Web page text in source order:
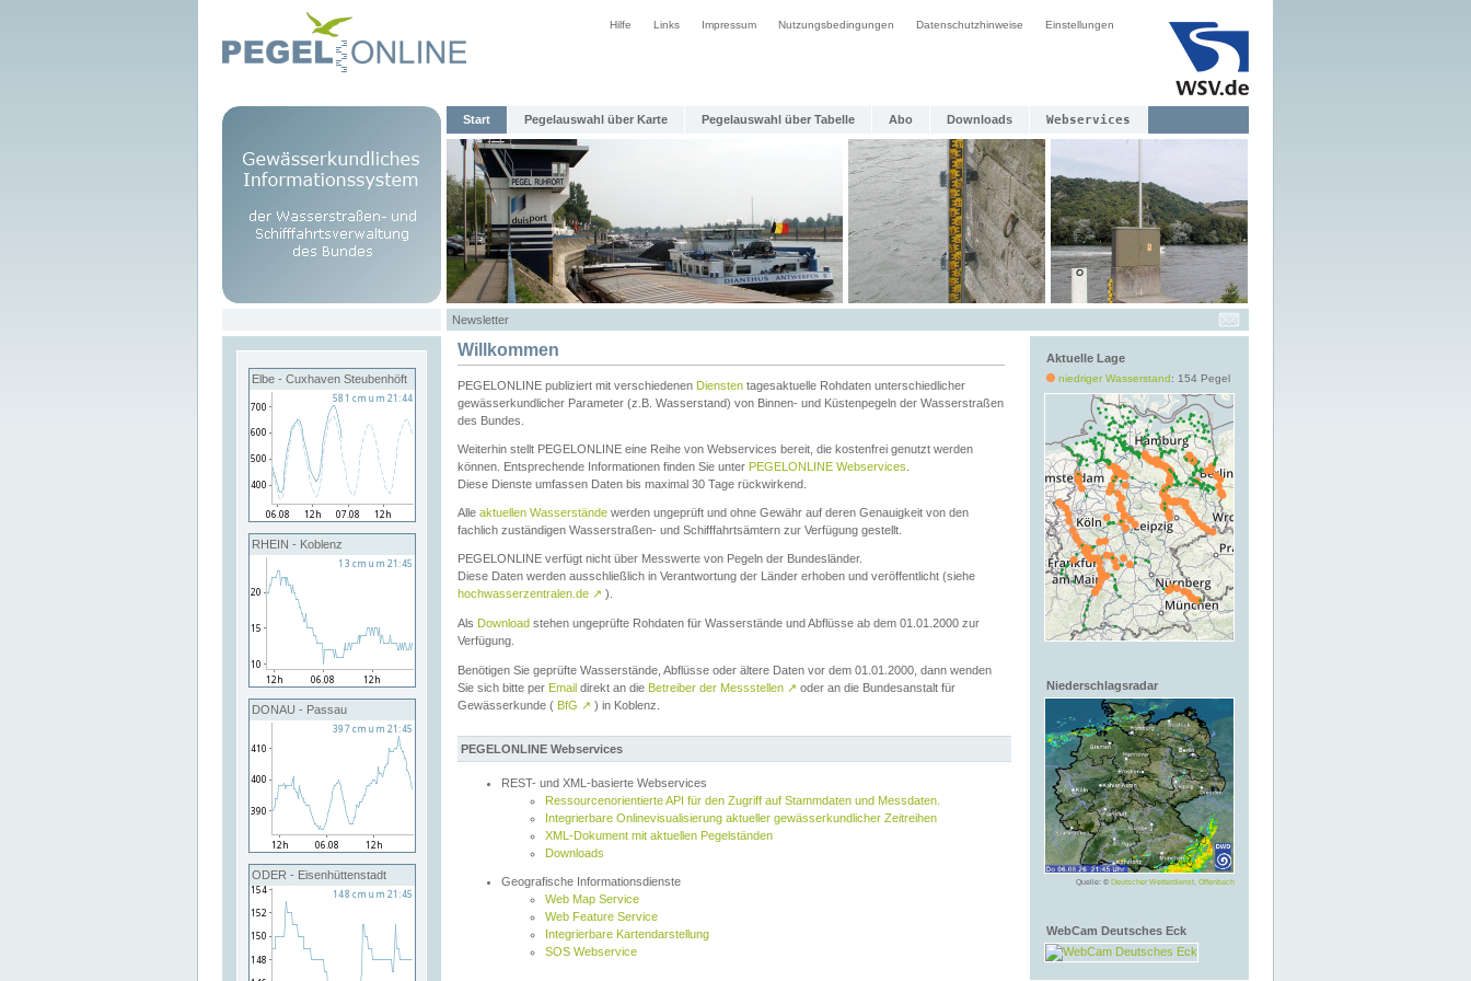
Hilfe Links Impressum Nutzungsbedingungen Datenschutzhinweise Einstellungen
Start Pegelauswahl über Karte Pegelauswahl über Tabelle Abo Downloads Webservices
Newsletter
Elbe - Cuxhaven Steubenhöft
RHEIN - Koblenz
DONAU - Passau
ODER - Eisenhüttenstadt
Aktuelle Lage
niedriger Wasserstand: 154 Pegel
Niederschlagsradar
Quelle: © Deutscher Wetterdienst, Offenbach
WebCam Deutsches Eck
Willkommen
PEGELONLINE publiziert mit verschiedenen Diensten tagesaktuelle Rohdaten unterschiedlicher
gewässerkundlicher Parameter (z.B. Wasserstand) von Binnen- und Küstenpegeln der Wasserstraßen
des Bundes.
Weiterhin stellt PEGELONLINE eine Reihe von Webservices bereit, die kostenfrei genutzt werden
können. Entsprechende Informationen finden Sie unter PEGELONLINE Webservices
Diese Dienste umfassen Daten bis maximal 30 Tage rückwirkend.
Alle aktuellen Wasserstände werden ungeprüft und ohne Gewähr auf deren Genauigkeit von den
fachlich zuständigen Wasserstraßen- und Schifffahrtsämtern zur Verfügung gestellt.
PEGELONLINE verfügt nicht über Messwerte von Pegeln der Bundesländer.
Diese Daten werden ausschließlich in Verantwortung der Länder erhoben und veröffentlicht (siehe
hochwasserzentralen.de ↗ ).
Als Download stehen ungeprüfte Rohdaten für Wasserstände und Abflüsse ab dem 01.01.2000 zur
Verfügung.
Benötigen Sie geprüfte Wasserstände, Abflüsse oder ältere Daten vor dem 01.01.2000, dann wenden
Sie sich bitte per Email direkt an die Betreiber der Messstellen ↗ oder an die Bundesanstalt für
Gewässerkunde ( BfG ↗ ) in Koblenz.
PEGELONLINE Webservices
REST- und XML-basierte Webservices
Ressourcenorientierte API für den Zugriff auf Stammdaten und Messdaten.
Integrierbare Onlinevisualisierung aktueller gewässerkundlicher Zeitreihen
XML-Dokument mit aktuellen Pegelständen
Downloads
Geografische Informationsdienste
Web Map Service
Web Feature Service
Integrierbare Kartendarstellung
SOS Webservice